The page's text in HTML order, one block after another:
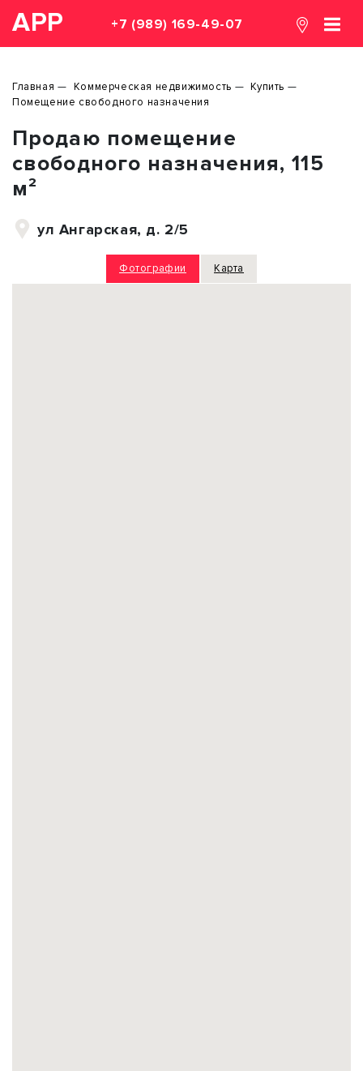
АРР +7 (989) 169-49-07
Главная Коммерческая недвижимость
Купить
Помещение свободного назначения
Продаю помещение
свободного назначения, 115
м²
ул Ангарская, д. 2/5
Фотографии Карта